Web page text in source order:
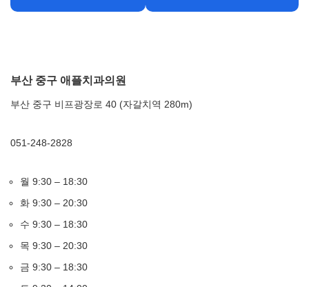
부산 중구 애플치과의원
부산 중구 비프광장로 40 (자갈치역 280m)
051-248-2828
월 9:30 – 18:30
화 9:30 – 20:30
수 9:30 – 18:30
목 9:30 – 20:30
금 9:30 – 18:30